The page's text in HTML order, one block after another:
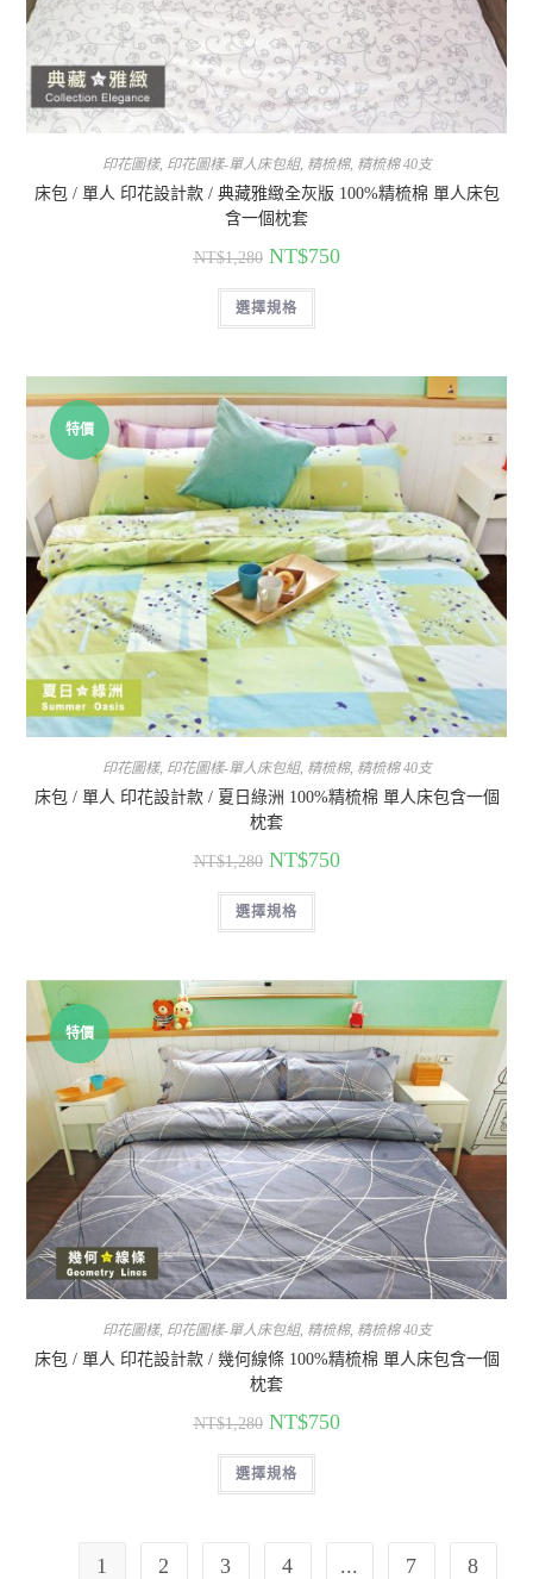
印花圖樣, 印花圖樣-單人床包組, 精梳棉, 精梳棉 40支
床包 / 單人 印花設計款 / 典藏雅緻全灰版 100%精梳棉 單人床包
含一個枕套
NT$1,280 NT$750
選擇規格
特價
印花圖樣, 印花圖樣-單人床包組, 精梳棉, 精梳棉 40支
床包 / 單人 印花設計款 / 夏日綠洲 100%精梳棉 單人床包含一個
枕套
NT$1,280 NT$750
選擇規格
特價
印花圖樣, 印花圖樣-單人床包組, 精梳棉, 精梳棉 40支
床包 / 單人 印花設計款 / 幾何線條 100%精梳棉 單人床包含一個
枕套
NT$1,280 NT$750
選擇規格
1 2 3 4 ... 7
8